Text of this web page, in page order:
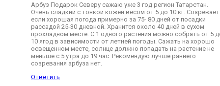
Арбуз Подарок Северу сажаю уже 3 год регион Татарстан.
Очень сладкий с тонкой кожей весом от 5 до 10 кг. Созревает
если хорошая погода примерно за 75- 80 дней от посадки
рассадой 25-30 дневной. Хранится около 40 дней в сухом
прохладном месте. С 1 одного растения можно собрать от 5
10 ягод в зависимости от летней погоды. Сажать на хорошо
освещенном месте, солнце должно попадать на растение не
меньше с 5 утра до 19 час. Рекомендую лучше раннего
созревания арбуза нет.
Ответить